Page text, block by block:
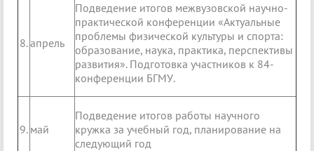
8.апрель
Подведение итогов межвузовской научно-
практической конференции «Актуальные
проблемы физической культуры и спорта:
образование, наука, практика, перспективы
развития». Подготовка участников к 84-
конференции БГМУ.
9. май
Подведение итогов работы научного
кружка за учебный год, планирование на
следующий год